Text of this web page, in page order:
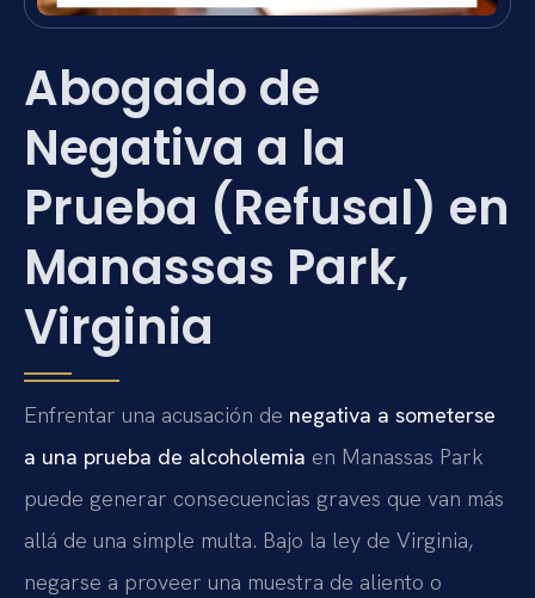
Abogado de
Negativa a la
Prueba (Refusal) en
Manassas Park,
Virginia
Enfrentar una acusación de negativa a someterse
a una prueba de alcoholemia en Manassas Park
puede generar consecuencias graves que van más
allá de una simple multa. Bajo la ley de Virginia,
negarse a proveer una muestra de aliento o